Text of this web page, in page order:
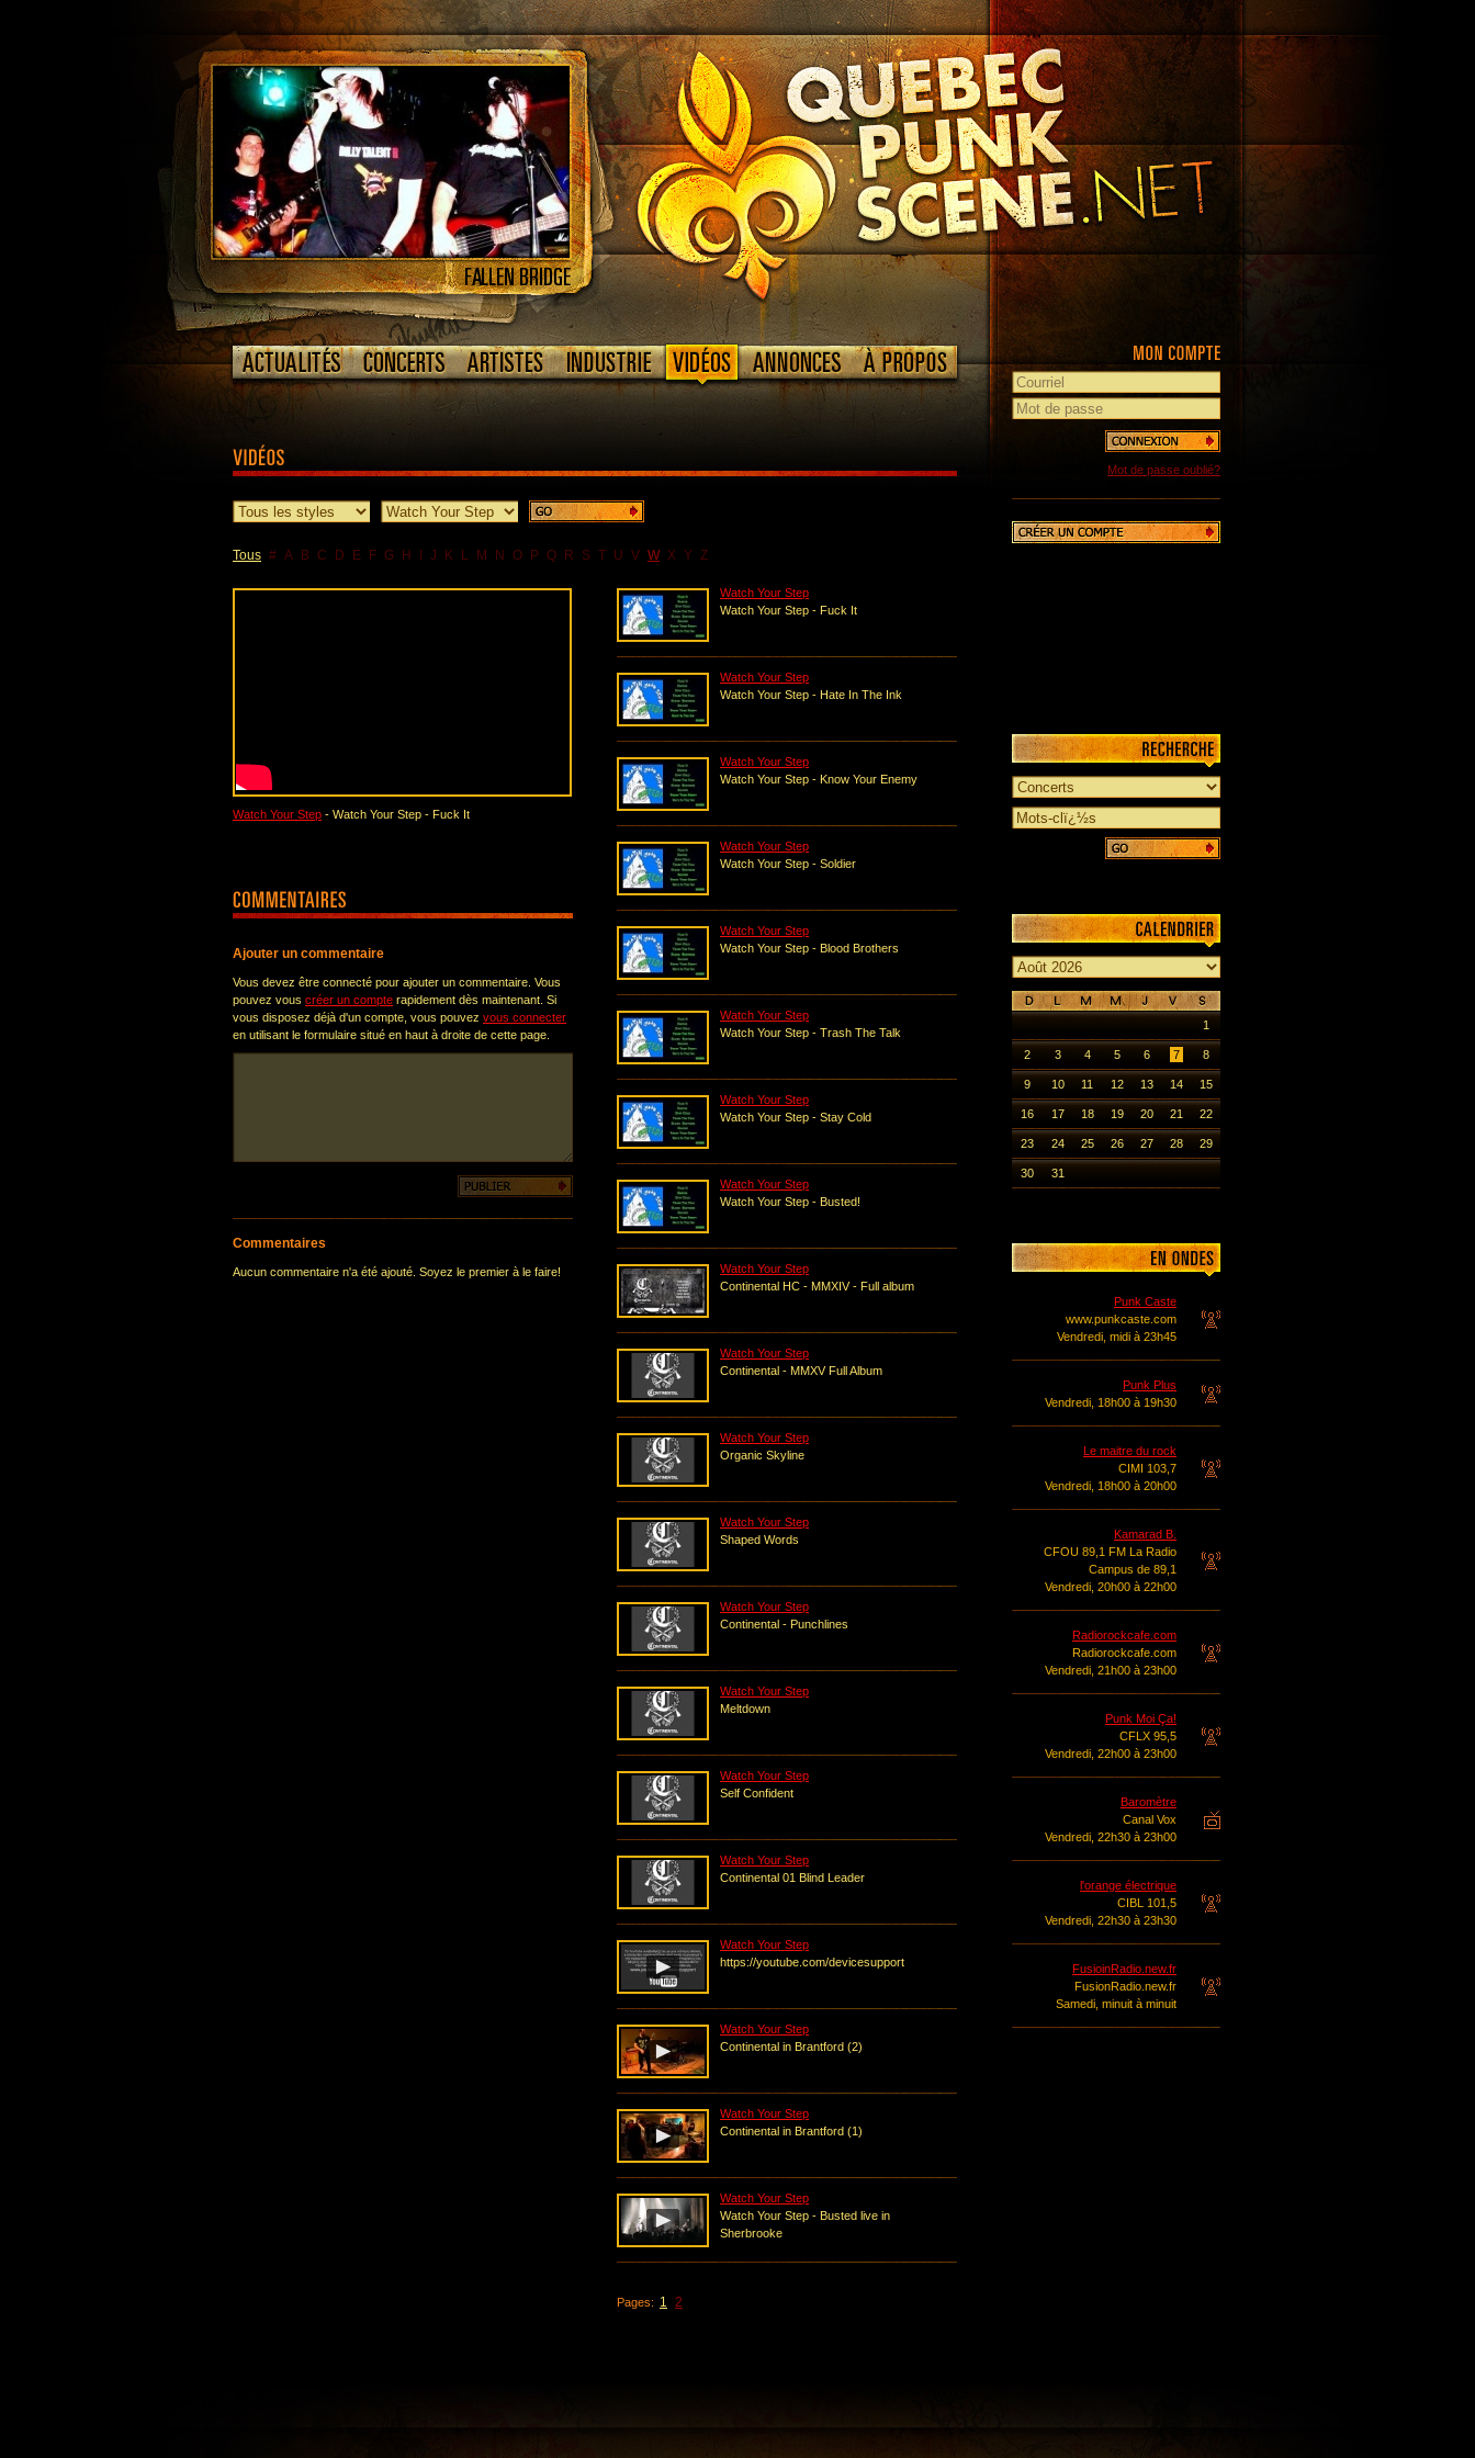
Tous # A B C D E F G H J K L M N O P Q R S T U V W X Y Z
Watch Your Step - Watch Your Step - Fuck It
Ajouter un commentaire
Vous devez être connecté pour ajouter un commentaire. Vous
pouvez vous créer un compte rapidement dès maintenant. Si
vous disposez déjà d'un compte, vous pouvez vous connecter
en utilisant le formulaire situé en haut à droite de cette page.
Commentaires
Aucun commentaire n'a été ajouté. Soyez le premier à le faire!
Watch Your Step
Watch Your Step - Fuck It
Watch Your Step
Watch Your Step - Hate In The Ink
Watch Your Step
Watch Your Step - Know Your Enemy
Watch Your Step
Watch Your Step - Soldier
Watch Your Step
Watch Your Step - Blood Brothers
Watch Your Step
Watch Your Step - Trash The Talk
Watch Your Step
Watch Your Step - Stay Cold
Watch Your Step
Watch Your Step - Busted!
Watch Your Step
Continental HC - MMXIV - Full album
Watch Your Step
Continental - MMXV Full Album
Watch Your Step
Organic Skyline
Watch Your Step
Shaped Words
Watch Your Step
Continental - Punchlines
Watch Your Step
Meltdown
Watch Your Step
Self Confident
Watch Your Step
Continental 01 Blind Leader
Watch Your Step
https://youtube.com/devicesupport
Watch Your Step
Continental in Brantford (2)
Watch Your Step
Continental in Brantford (1)
Watch Your Step
Watch Your Step - Busted live in
Sherbrooke
Pages: 1 2
Mot de passe oublié?
1
2 3 4 5 6 7 8
9 10 11 12 13 14 15
16 17 18 19 20 21 22
23 24 25 26 27 28 29
30 31
Punk Caste
www.punkcaste.com
Vendredi, midi à 23h45
Punk Plus
Vendredi, 18h00 à 19h30
Le maitre du rock
CIMI 103,7
Vendredi, 18h00 à 20h00
Kamarad B.
CFOU 89,1 FM La Radio
Campus de 89,1
Vendredi, 20h00 à 22h00
Radiorockcafe.com
Radiorockcafe.com
Vendredi, 21h00 à 23h00
Punk Moi Ça!
CFLX 95,5
Vendredi, 22h00 à 23h00
Baromètre
Canal Vox
Vendredi, 22h30 à 23h00
l'orange électrique
CIBL 101,5
Vendredi, 22h30 à 23h30
FusioinRadio.new.fr
FusionRadio.new.fr
Samedi, minuit à minuit